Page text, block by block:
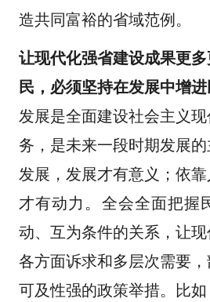
造共同富裕的省域范例。
让现代化强省建设成果更
民 ，必须坚持在发展中增
发展是全面建设社会主义
务，是未来一段时期发展
发展，发展才有意义；依
才有动力。全会全面把握
动、互为条件的关系，让
各方面诉求和多层次需要
可及性强的政策举措。比